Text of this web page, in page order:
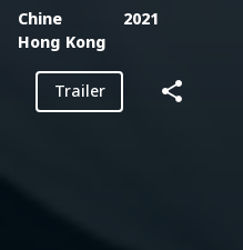
Chine
Hong Kong
2021
Trailer